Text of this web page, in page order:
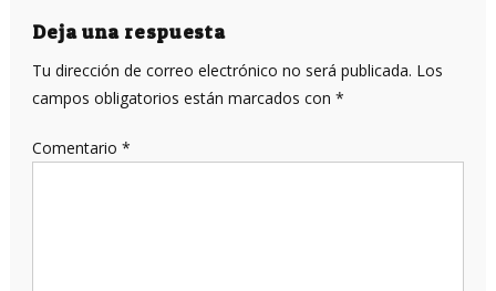
entradas
Deja una respuesta
Tu dirección de correo electrónico no será publicada. Los
campos obligatorios están marcados con *
Comentario *